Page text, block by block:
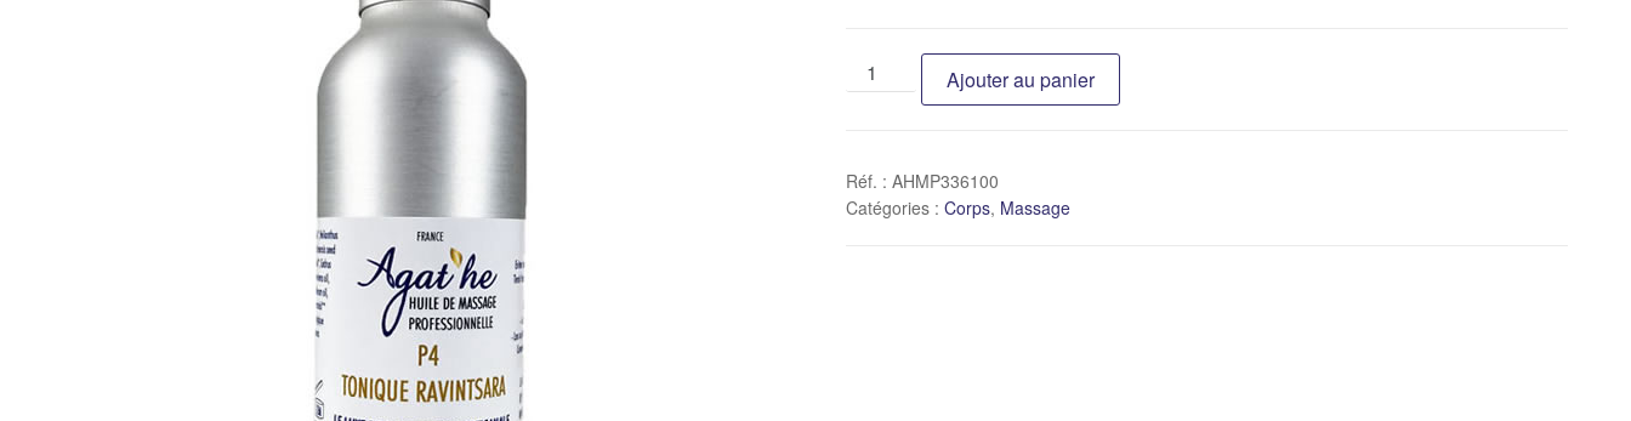
Ajouter au panier
Réf. : AHMP336100
Catégories : Corps, Massage